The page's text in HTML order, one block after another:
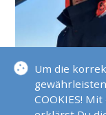
Michael
Um die
COOKIES!